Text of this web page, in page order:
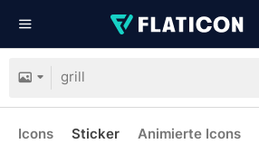
Icons Sticker Animierte Icons